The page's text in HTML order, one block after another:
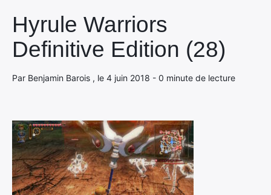
Hyrule Warriors
Definitive Edition (28)
Par Benjamin Barois , le 4 juin 2018 - 0 minute de lecture